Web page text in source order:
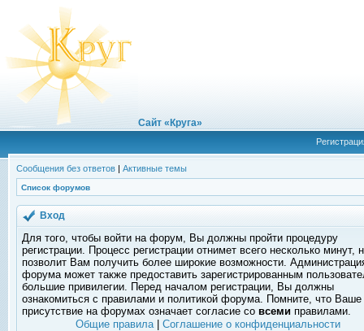
Сайт «Круга»
Сообщения без ответов | Активные темы
Список форумов
Вход
Для того, чтобы войти на форум, Вы должны пройти процедуру
регистрации. Процесс регистрации отнимет всего несколько минут,
позволит Вам получить более широкие возможности.
форума может также предоставить зарегистрированным
большие привилегии. Перед началом регистрации, Вы должны
ознакомиться с правилами и политикой форума. Помните, что Ваше
присутствие на форумах означает согласие со всеми правилами.
Общие правила| Соглашение о конфиденциальности